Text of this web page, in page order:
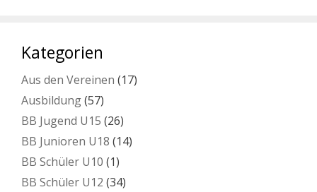
Kategorien
Aus den Vereinen (17)
Ausbildung(57)
BB Jugend U15 (26)
BB Junioren U18 (14)
BB Schüler U10 (1)
BB Schüler U12 (34)